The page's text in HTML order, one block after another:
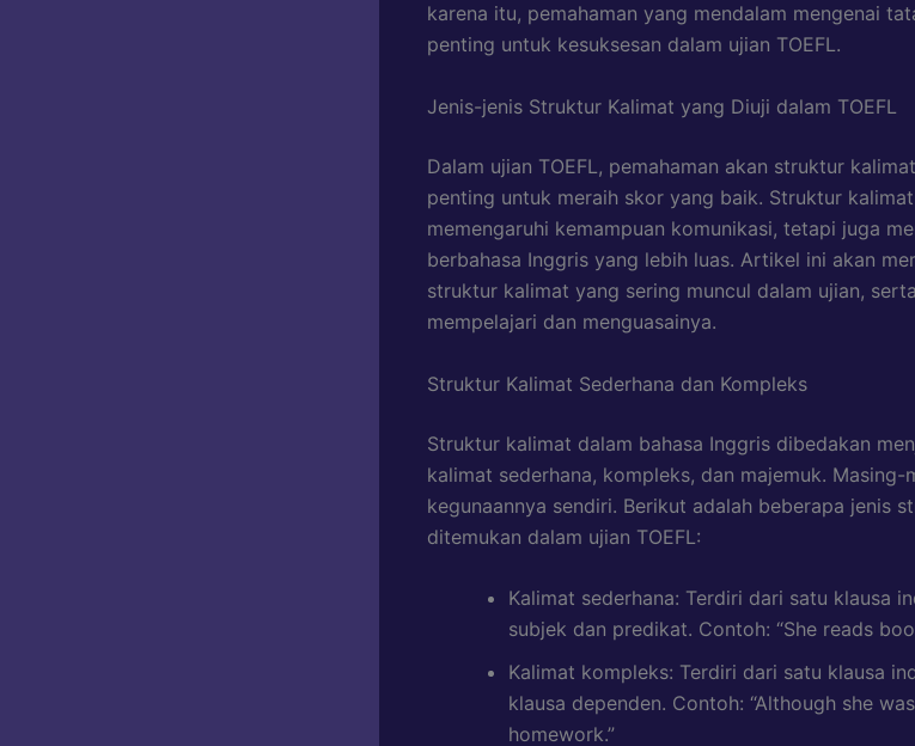
karena itu, pemahaman yang mendalam mengenai
penting untuk kesuksesan dalam ujian TOEFL.
Jenis-jenis Struktur Kalimat yang Diuji dalam TOEFL
Dalam ujian TOEFL, pemahaman akan struktur
penting untuk meraih skor yang baik. Struktur
memengaruhi kemampuan komunikasi, tetapi juga
berbahasa Inggris yang lebih luas. Artikel ini akan
struktur kalimat yang sering muncul dalam ujian,
mempelajari dan menguasainya.
Struktur Kalimat Sederhana dan Kompleks
Struktur kalimat dalam bahasa Inggris dibedakan
kalimat sederhana, kompleks, dan majemuk.
kegunaannya sendiri. Berikut adalah beberapa jenis
ditemukan dalam ujian TOEFL:
Kalimat sederhana: Terdiri dari satu klausa
subjek dan predikat. Contoh: “She reads
Kalimat kompleks: Terdiri dari satu klausa
klausa dependen. Contoh: “Although she
homework.”